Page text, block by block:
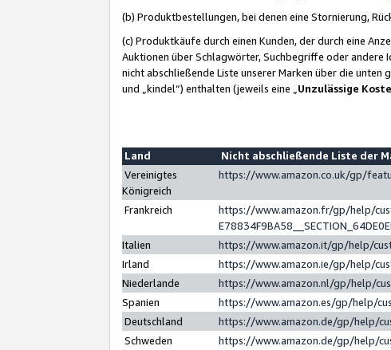
(b) Produktbestellungen, bei denen eine Stornierung,
(c) Produktkäufe durch einen Kunden, der durch eine
Auktionen über Schlagwörter, Suchbegriffe oder andere
nicht abschließende Liste unserer Marken über die unten
und „kindel“) enthalten (jeweils eine „ Unzulässige
Land
Nicht abschließende Liste der
Vereinigtes
Königreich
https://www.amazon.co.uk/gp/
Frankreich
https://www.amazon.fr/gp/help/
Italien
https://www.amazon.it/gp/help/
Irland
https://www.amazon.ie/gp/help/
Niederlande
https://www.amazon.nl/gp/help/
Spanien
https://www.amazon.es/gp/help/
Deutschland
https://www.amazon.de/gp/help/
Schweden
https://www.amazon.de/gp/help/